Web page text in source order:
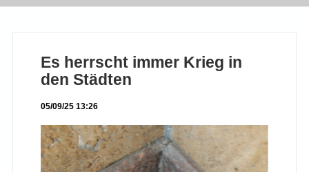
Es herrscht immer Krieg in
den Städten
05/09/25 13:26